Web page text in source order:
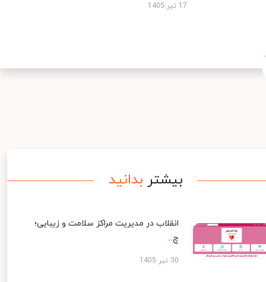
17 تیر 1405
بیشتر بدانید
انقلاب در مدیریت مراکز سلامت و زیبایی؛
چ...
30 تیر 1405